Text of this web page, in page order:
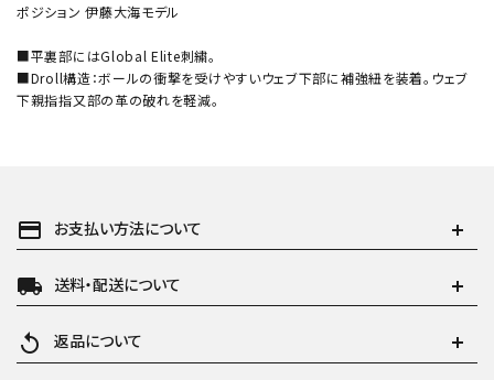
ポジション 伊藤大海モデル
■平裏部にはGlobal Elite刺繍。
■Droll構造：ボールの衝撃を受けやすいウェブ下部に補強紐を装着。ウェブ
下親指指又部の革の破れを軽減。
payment お支払い方法について
local_shipping 送料・配送について
replay 返品について